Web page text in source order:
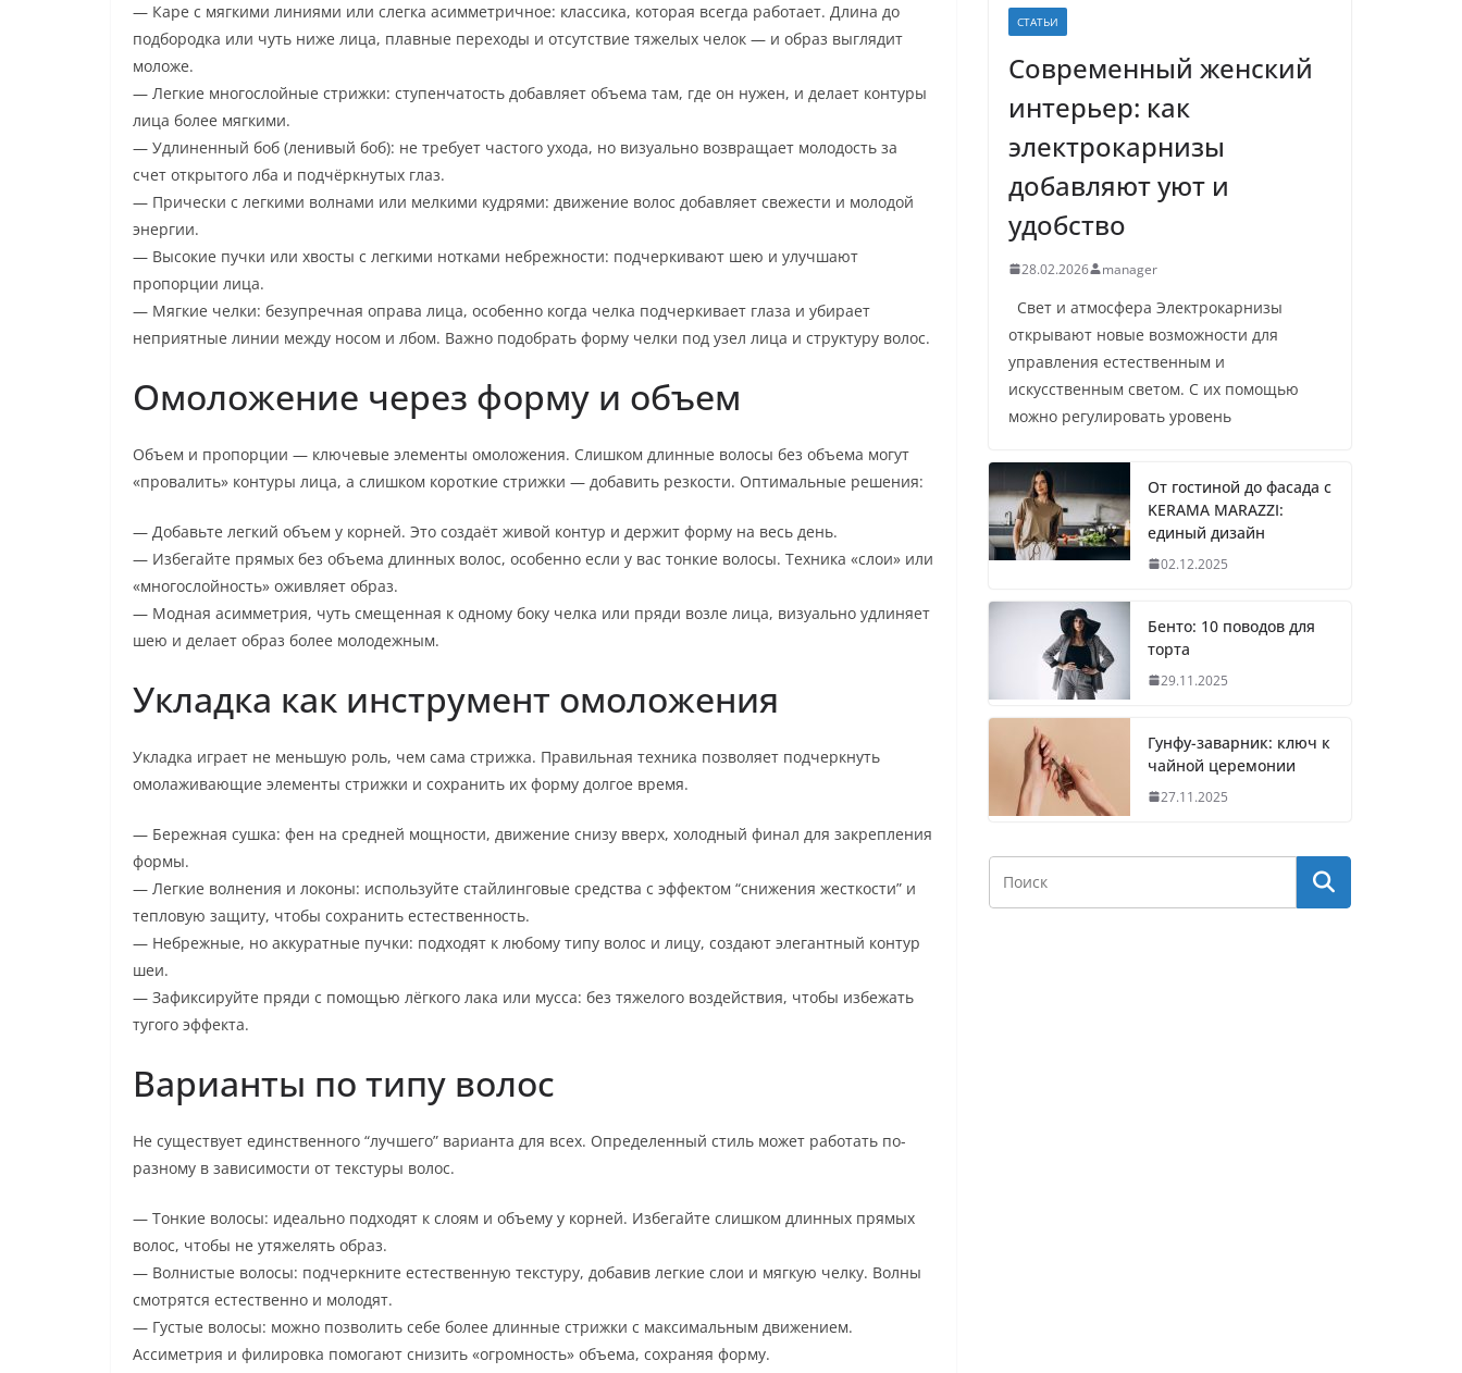
— Каре с мягкими линиями или слегка асимметричное: классика, которая всегда работает. Длина до
подбородка или чуть ниже лица, плавные переходы и отсутствие тяжелых челок — и образ выглядит
моложе.
— Легкие многослойные стрижки: ступенчатость добавляет объема там, где он нужен, и делает контуры
лица более мягкими.
— Удлиненный боб (ленивый боб): не требует частого ухода, но визуально возвращает молодость за
счет открытого лба и подчёркнутых глаз.
— Прически с легкими волнами или мелкими кудрями: движение волос добавляет свежести и молодой
энергии.
— Высокие пучки или хвосты с легкими нотками небрежности: подчеркивают шею и улучшают
пропорции лица.
— Мягкие челки: безупречная оправа лица, особенно когда челка подчеркивает глаза и убирает
неприятные линии между носом и лбом. Важно подобрать форму челки под узел лица и структуру волос.
Омоложение через форму и объем
Объем и пропорции — ключевые элементы омоложения. Слишком длинные волосы без объема могут
«провалить» контуры лица, а слишком короткие стрижки — добавить резкости. Оптимальные решения:
— Добавьте легкий объем у корней. Это создаёт живой контур и держит форму на весь день.
— Избегайте прямых без объема длинных волос, особенно если у вас тонкие волосы. Техника «слои» или
«многослойность» оживляет образ.
— Модная асимметрия, чуть смещенная к одному боку челка или пряди возле лица, визуально удлиняет
шею и делает образ более молодежным.
Укладка как инструмент омоложения
Укладка играет не меньшую роль, чем сама стрижка. Правильная техника позволяет подчеркнуть
омолаживающие элементы стрижки и сохранить их форму долгое время.
— Бережная сушка: фен на средней мощности, движение снизу вверх, холодный финал для закрепления
формы.
— Легкие волнения и локоны: используйте стайлинговые средства с эффектом “снижения жесткости” и
тепловую защиту, чтобы сохранить естественность.
— Небрежные, но аккуратные пучки: подходят к любому типу волос и лицу, создают элегантный контур
шеи.
— Зафиксируйте пряди с помощью лёгкого лака или мусса: без тяжелого воздействия, чтобы избежать
тугого эффекта.
Варианты по типу волос
Не существует единственного “лучшего” варианта для всех. Определенный стиль может работать по-
разному в зависимости от текстуры волос.
— Тонкие волосы: идеально подходят к слоям и объему у корней. Избегайте слишком длинных прямых
волос, чтобы не утяжелять образ.
— Волнистые волосы: подчеркните естественную текстуру, добавив легкие слои и мягкую челку. Волны
смотрятся естественно и молодят.
— Густые волосы: можно позволить себе более длинные стрижки с максимальным движением.
Ассиметрия и филировка помогают снизить «огромность» объема, сохраняя форму.
СТАТЬИ
Современный женский
интерьер: как
электрокарнизы
добавляют уют и
удобство
28.02.2026 manager
Свет и атмосфера Электрокарнизы
открывают новые возможности для
управления естественным и
искусственным светом. С их помощью
можно регулировать уровень
От гостиной до фасада с
KERAMA MARAZZI:
единый дизайн
02.12.2025
Бенто: 10 поводов для
торта
29.11.2025
Гунфу-заварник: ключ к
чайной церемонии
27.11.2025